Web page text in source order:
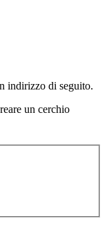
indirizzo di seguito.
un cerchio